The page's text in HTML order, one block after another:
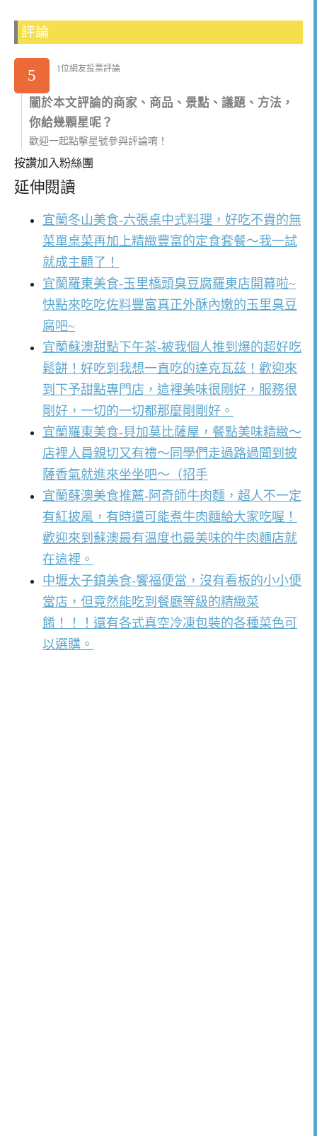
評論
5 1位網友投票評論
關於本文評論的商家、商品、景點、議題、方法，
你給幾顆星呢？
歡迎一起點擊星號參與評論唷！
按讚加入粉絲團
延伸閱讀
宜蘭冬山美食-六張桌中式料理，好吃不貴的無
菜單桌菜再加上精緻豐富的定食套餐～我一試
就成主顧了！
宜蘭羅東美食-玉里橋頭臭豆腐羅東店開幕啦~
快點來吃吃佐料豐富真正外酥內嫩的玉里臭豆
腐吧~
宜蘭蘇澳甜點下午茶-被我個人推到爆的超好吃
鬆餅！好吃到我想一直吃的達克瓦茲！歡迎來
到下予甜點專門店，這裡美味很剛好，服務很
剛好，一切的一切都那麼剛剛好。
宜蘭羅東美食-貝加莫比薩屋，餐點美味精緻～
店裡人員親切又有禮～同學們走過路過聞到披
薩香氣就進來坐坐吧～（招手
宜蘭蘇澳美食推薦-阿奇師牛肉麵，超人不一定
有紅披風，有時還可能煮牛肉麵給大家吃喔！
歡迎來到蘇澳最有溫度也最美味的牛肉麵店就
在這裡。
中壢太子鎮美食-饗福便當，沒有看板的小小便
當店，但竟然能吃到餐廳等級的精緻菜
餚！！！還有各式真空冷凍包裝的各種菜色可
以選購。